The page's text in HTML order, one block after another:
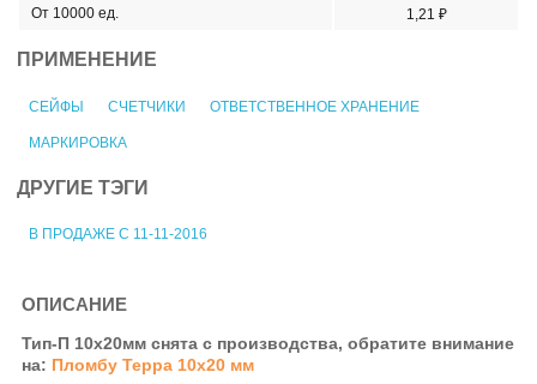
От 10000 ед.
1,21 ₽
ПРИМЕНЕНИЕ
СЕЙФЫ СЧЕТЧИКИ ОТВЕТСТВЕННОЕ ХРАНЕНИЕ
МАРКИРОВКА
ДРУГИЕ ТЭГИ
В ПРОДАЖЕ С 11-11-2016
ОПИСАНИЕ
Тип-П 10х20мм снята с производства, обратите внимание
на: Пломбу Терра 10х20 мм